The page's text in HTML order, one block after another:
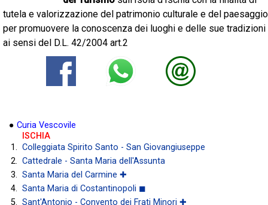
tutela e valorizzazione del patrimonio culturale e del paesaggio
per promuovere la conoscenza dei luoghi e delle sue tradizioni
ai sensi del D.L. 42/2004 art.2
● Curia Vescovile
ISCHIA
Colleggiata Spirito Santo - San Giovangiuseppe
Cattedrale - Santa Maria dell'Assunta
Santa Maria del Carmine ✚
Santa Maria di Costantinopoli ◼
Sant'Antonio - Convento dei Frati Minori ✚